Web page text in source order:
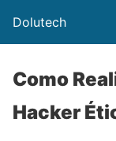
Dolutech
Como
Hacker